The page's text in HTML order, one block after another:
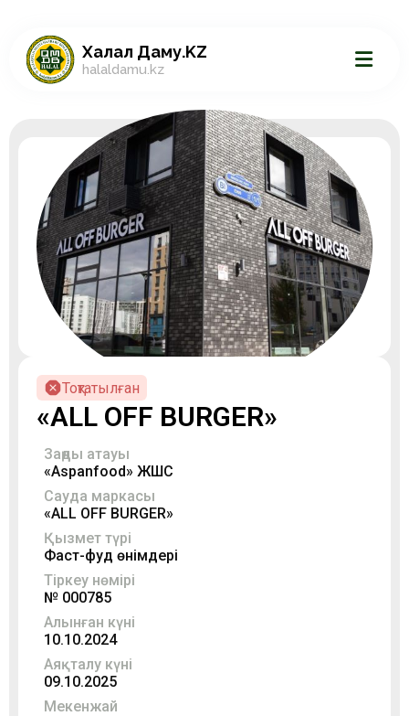
Халал Даму.KZ
halaldamu.kz
Тоқтатылған
«ALL OFF BURGER»
Заңды атауы
«Aspanfood» ЖШС
Сауда маркасы
«ALL OFF BURGER»
Қызмет түрі
Фаст-фуд өнімдері
Тіркеу нөмірі
№ 000785
Алынған күні
10.10.2024
Аяқталу күні
09.10.2025
Мекенжай